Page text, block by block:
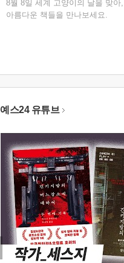
8월 8일 세계 고양이의 날을 맞아
아름다운 책들을 만나보세요.
예스24 유튜브